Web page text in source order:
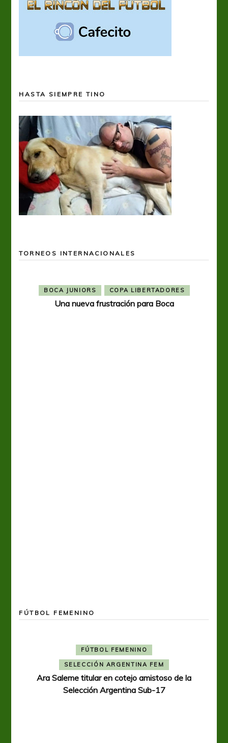
HASTA SIEMPRE TINO
TORNEOS INTERNACIONALES
BOCA JUNIORS COPA LIBERTADORES
Una nueva frustración para Boca
FÚTBOL FEMENINO
FÚTBOL FEMENINO
SELECCIÓN ARGENTINA FEM
Ara Saleme titular en cotejo amistoso de la
Selección Argentina Sub-17